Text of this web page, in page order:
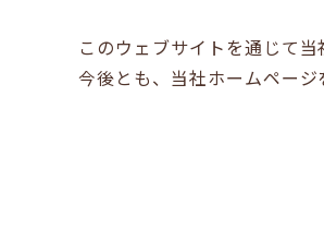
このウェブサイトを通じて
今後とも、当社ホームページ